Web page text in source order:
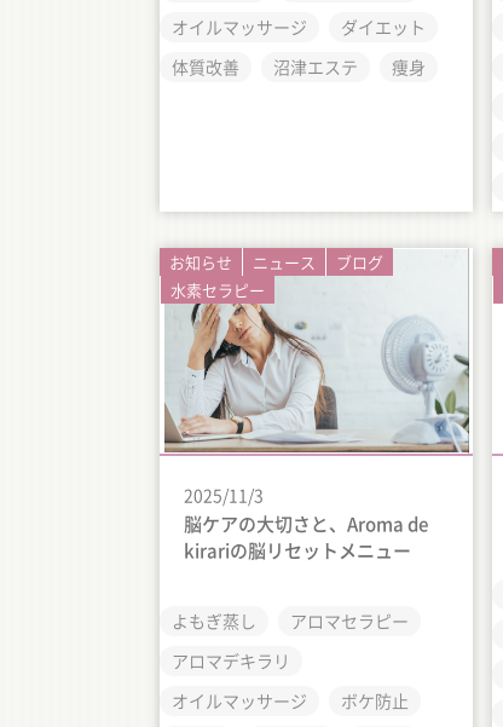
オイルマッサージ
ダイエット
体質改善
沼津エステ 痩身
お知らせ ニュース
ブログ
水素セラピー
2025/11/3
脳ケアの大切さと、Aroma de
kirariの脳リセットメニュー
よもぎ蒸し
アロマセラピー
アロマデキラリ
オイルマッサージ
ボケ防止